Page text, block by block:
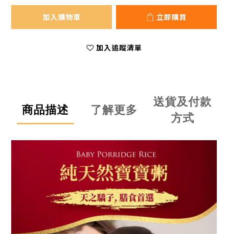
加入購物車 立即購買
加入追蹤清單
商品描述 了解更多
送貨及付款
方式